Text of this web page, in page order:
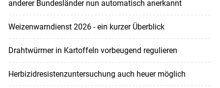
anderer Bundesländer nun automatisch anerkannt
Weizenwarndienst 2026 - ein kurzer Überblick
Drahtwürmer in Kartoffeln vorbeugend regulieren
Herbizidresistenzuntersuchung auch heuer möglich